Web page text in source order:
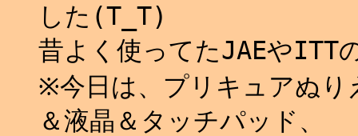
した(T_T)
昔よく使ってたJAEや
※今日は、プリキュアぬり
＆液晶＆タッチパッド、